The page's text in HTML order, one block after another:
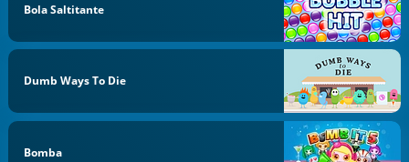
Bola Saltitante
Dumb Ways To Die
Bomba